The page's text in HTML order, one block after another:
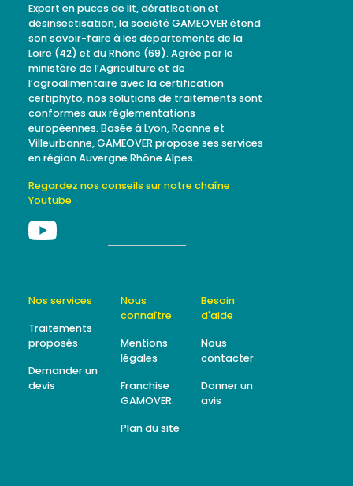
Expert en puces de lit, dératisation et
désinsectisation, la société GAMEOVER étend
son savoir-faire à les départements de la
Loire (42) et du Rhône (69). Agrée par le
ministère de l’Agriculture et de
l’agroalimentaire avec la certification
certiphyto, nos solutions de traitements sont
conformes aux réglementations
européennes. Basée à Lyon, Roanne et
Villeurbanne, GAMEOVER propose ses services
en région Auvergne Rhône Alpes.
Regardez nos conseils sur notre chaîne
Youtube
Nos services
Traitements
proposés
Demander un
devis
Nous
connaître
Mentions
légales
Franchise
GAMOVER
Plan du site
Besoin
d'aide
Nous
contacter
Donner un
avis